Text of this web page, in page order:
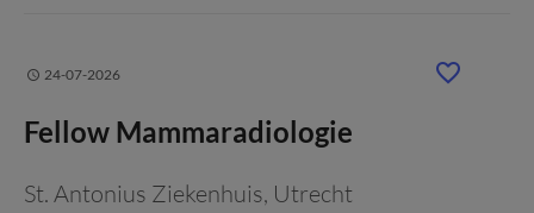
24-07-2026
Fellow Mammaradiologie
St. Antonius Ziekenhuis, Utrecht